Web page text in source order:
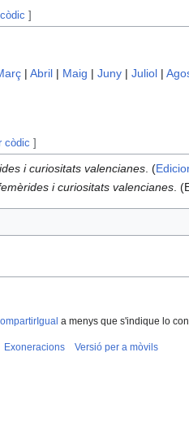
]
| Abril | Maig | Juny | Juliol |
còdic ]
i curiositats valencianes . (
i curiositats valencianes .
a menys que s'indique lo
Exoneracions Versió per a mòvils